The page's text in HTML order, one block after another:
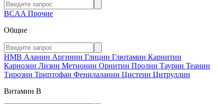
BCAA Прочие
Общие
HMB Аланин Аргинин Глицин Глютамин Карнитин
Карнозин Лизин Метионин Орнитин Пролин Таурин Теанин
Тирозин Триптофан Фенилаланин Цистеин Цитруллин
Витамин В